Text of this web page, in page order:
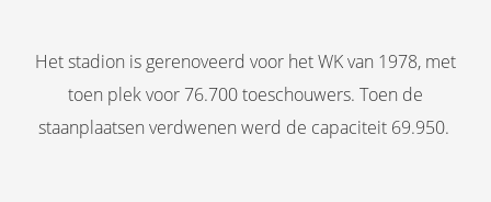
Het stadion is gerenoveerd voor het WK van 1978, met
toen plek voor 76.700 toeschouwers. Toen de
staanplaatsen verdwenen werd de capaciteit 69.950.